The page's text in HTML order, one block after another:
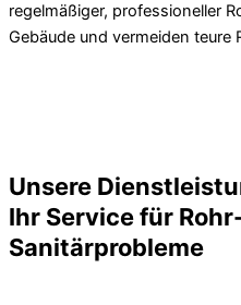
regelmäßiger, professioneller
Gebäude und vermeiden teure
Unsere
Ihr Service für
Sanitärprobleme